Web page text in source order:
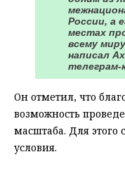
России, а
местах
всему
написал
телеграм-
Он отметил, что
возможность
масштаба. Для этого
условия.